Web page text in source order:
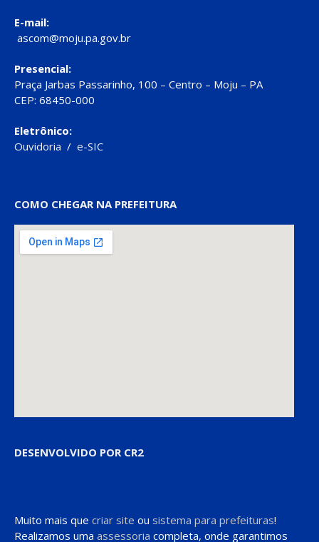
E-mail:
ascom@moju.pa.gov.br
Presencial:
Praça Jarbas Passarinho, 100 – Centro – Moju – PA
CEP: 68450-000
Eletrônico:
Ouvidoria / e-SIC
COMO CHEGAR NA PREFEITURA
DESENVOLVIDO POR CR2
Muito mais que criar site ou sistema para prefeituras!
Realizamos uma assessoria completa, onde garantimos